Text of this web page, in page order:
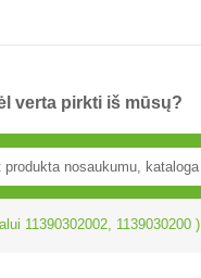
verta pirkti iš mūsų?
11390302002, 1139030200 )